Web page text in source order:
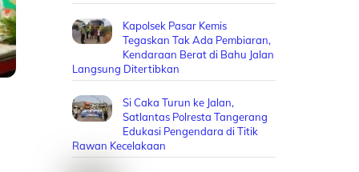
Kapolsek Pasar Kemis
Tegaskan Tak Ada Pembiaran,
Kendaraan Berat di Bahu Jalan
Langsung Ditertibkan
Si Caka Turun ke Jalan,
Satlantas Polresta Tangerang
Edukasi Pengendara di Titik
Rawan Kecelakaan